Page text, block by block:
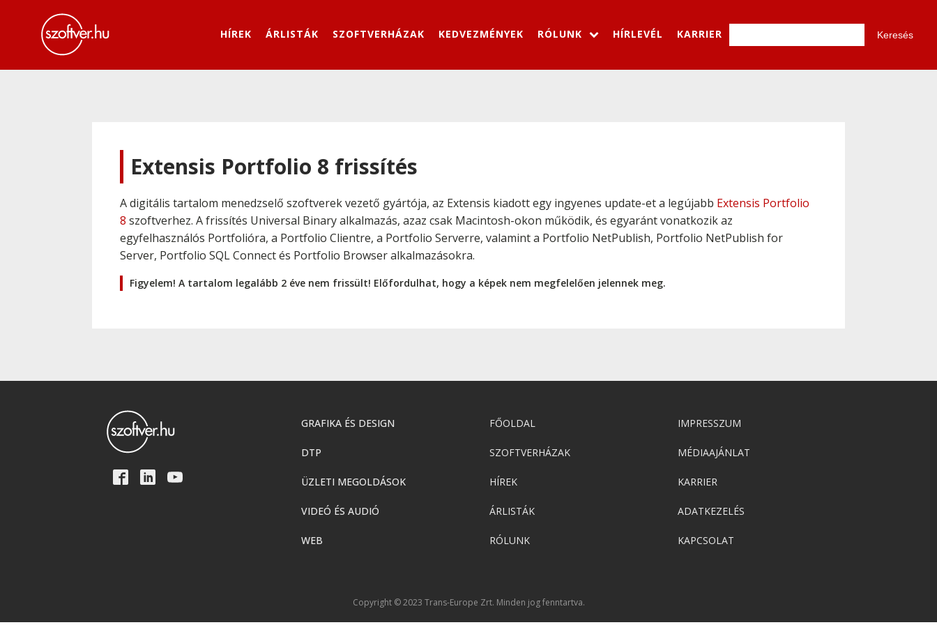
HÍREK ÁRLISTÁK SZOFTVERHÁZAK KEDVEZMÉNYEK RÓLUNK HÍRLEVÉL KARRIER
Extensis Portfolio 8 frissítés
A digitális tartalom menedzselő szoftverek vezető gyártója, az Extensis kiadott egy ingyenes update-et a legújabb Extensis Portfolio
8 szoftverhez. A frissítés Universal Binary alkalmazás, azaz csak Macintosh-okon működik, és egyaránt vonatkozik az
egyfelhasználós Portfolióra, a Portfolio Clientre, a Portfolio Serverre, valamint a Portfolio NetPublish, Portfolio NetPublish for
Server, Portfolio SQL Connect és Portfolio Browser alkalmazásokra.
Figyelem! A tartalom legalább 2 éve nem frissült! Előfordulhat, hogy a képek nem megfelelően jelennek meg.
GRAFIKA ÉS DESIGN
DTP
ÜZLETI MEGOLDÁSOK
VIDEÓ ÉS AUDIÓ
WEB
FŐOLDAL
SZOFTVERHÁZAK
HÍREK
ÁRLISTÁK
RÓLUNK
IMPRESSZUM
MÉDIAAJÁNLAT
KARRIER
ADATKEZELÉS
KAPCSOLAT
Copyright © 2023 Trans-Europe Zrt. Minden jog fenntartva.